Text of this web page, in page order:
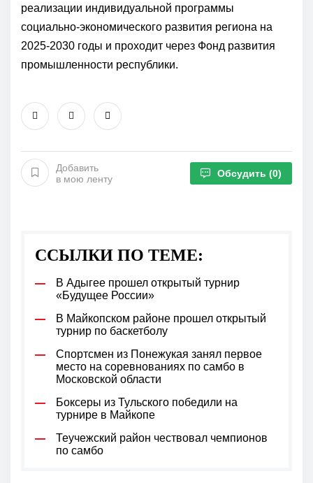
реализации индивидуальной программы
социально-экономического развития региона на
2025-2030 годы и проходит через Фонд развития
промышленности республики.
Добавить
в мою ленту
Обсудить (0)
ССЫЛКИ ПО ТЕМЕ:
В Адыгее прошел открытый турнир
«Будущее России»
В Майкопском районе прошел открытый
турнир по баскетболу
Спортсмен из Понежукая занял первое
место на соревнованиях по самбо в
Московской области
Боксеры из Тульского победили на
турнире в Майкопе
Теучежский район чествовал чемпионов
по самбо